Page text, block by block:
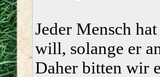
Jeder Mensch
will, solange er
Daher bitten wir